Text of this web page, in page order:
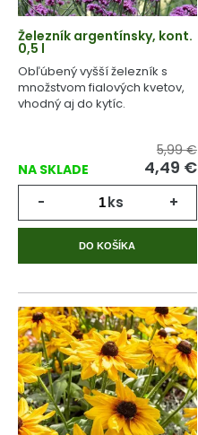
Železník argentínsky, kont.
0,5 l
Obľúbený vyšší železník s
množstvom fialových kvetov,
vhodný aj do kytíc.
NA SKLADE
5,99 €
4,49 €
- ks +
DO KOŠÍKA